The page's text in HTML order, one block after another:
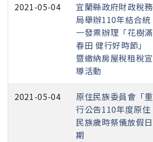
2021-05-04
宜蘭縣政府財政稅務
局舉辦110年結合統
一發票辦理「花樹滿
春田 健行好時節」
暨繳納房屋稅租稅宣
導活動
2021-05-04
原住民族委員會「重
行公告110年度原住
民族歲時祭儀放假日
期